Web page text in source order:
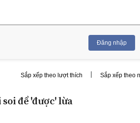
Đăng nhập
Sắp xếp theo lượt thích | Sắp xếp theo
để 'được' lừa